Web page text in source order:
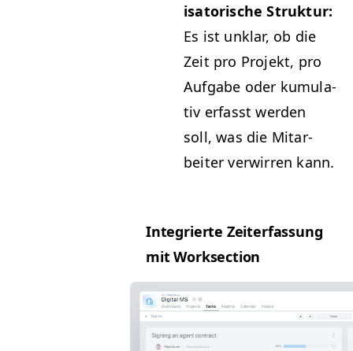
isatorische Struk­tur:
Es ist unklar, ob die
Zeit pro Pro­jekt, pro
Auf­gabe oder kumu­la­
tiv erfasst wer­den
soll, was die Mitar­
beit­er ver­wirren kann.
Inte­gri­erte Zeit­er­fas­sung
mit Worksection